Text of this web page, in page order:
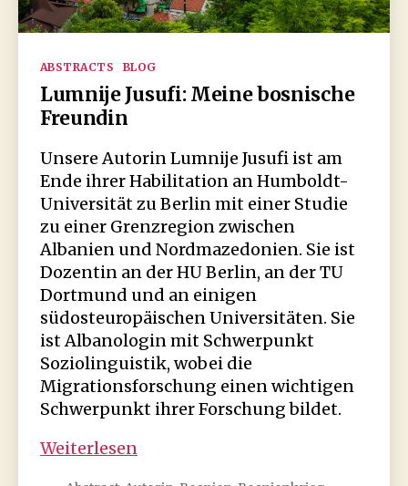
Kategorien
ABSTRACTS BLOG
Lumnije Jusufi: Meine bosnische
Freundin
Unsere Autorin Lumnije Jusufi ist am
Ende ihrer Habilitation an Humboldt-
Universität zu Berlin mit einer Studie
zu einer Grenzregion zwischen
Albanien und Nordmazedonien. Sie ist
Dozentin an der HU Berlin, an der TU
Dortmund und an einigen
südosteuropäischen Universitäten. Sie
ist Albanologin mit Schwerpunkt
Soziolinguistik, wobei die
Migrationsforschung einen wichtigen
Schwerpunkt ihrer Forschung bildet.
Weiterlesen